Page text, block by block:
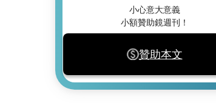
小心意大意義
小額贊助鏡週刊！
贊助本文